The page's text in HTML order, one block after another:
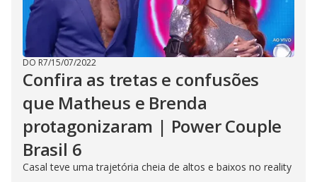
DO R7/15/07/2022
Confira as tretas e confusões
que Matheus e Brenda
protagonizaram | Power Couple
Brasil 6
Casal teve uma trajetória cheia de altos e baixos no reality